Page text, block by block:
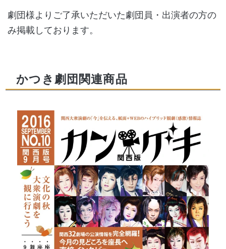
劇団様よりご了承いただいた劇団員・出演者の方の
み掲載しております。
かつき劇団関連商品